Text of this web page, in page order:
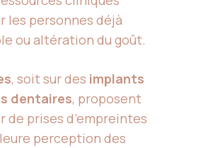
les personnes déjà
ou altération du goût.
, soit sur des implants
dentaires, proposent
de prises d’empreintes
perception des